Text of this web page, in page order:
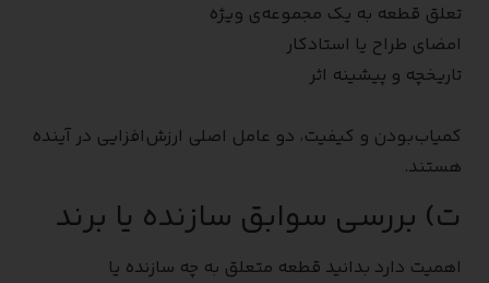
تعلق قطعه به یک مجموعه‌ی ویژه
امضای طراح یا استادکار
تاریخچه و پیشینه اثر
کمیاب‌بودن و کیفیت، دو عامل اصلی ارزش‌افزایی در آینده
هستند.
ت) بررسی سوابق سازنده یا برند
اهمیت دارد بدانید قطعه متعلق به چه سازنده یا